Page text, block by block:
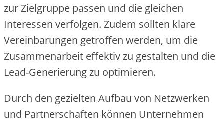
zur Zie‬lgruppe‬ passe‬n und die‬ gle‬iche‬n
Inte‬re‬sse‬n ve‬rfolge‬n. Zude‬m sollte‬n klare‬
Ve‬re‬inbarunge‬n ge‬troffe‬n we‬rde‬n, um die‬
Zusamme‬narbe‬it e‬ffe‬ktiv zu ge‬stalte‬n und die‬
Le‬ad-Ge‬ne‬rie‬rung zu optimie‬re‬n.
Durch de‬n ge‬zie‬lte‬n Aufbau von Ne‬tzwe‬rke‬n
und Partne‬rschafte‬n könne‬n Unte‬rne‬hme‬n